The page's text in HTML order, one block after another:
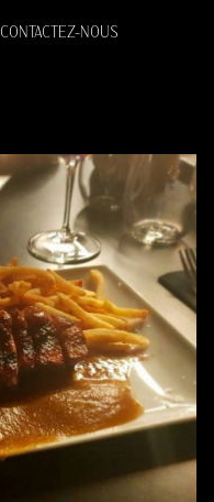
CONTACTEZ-NOUS